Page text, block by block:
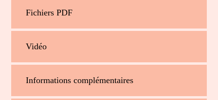
Fichiers PDF
Vidéo
Informations complémentaires